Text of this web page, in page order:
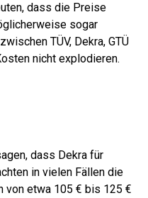
dass die Preise
sogar
TÜV, Dekra, GTÜ
nicht explodieren.
dass Dekra für
in vielen Fällen die
von etwa 105 € bis 125 €